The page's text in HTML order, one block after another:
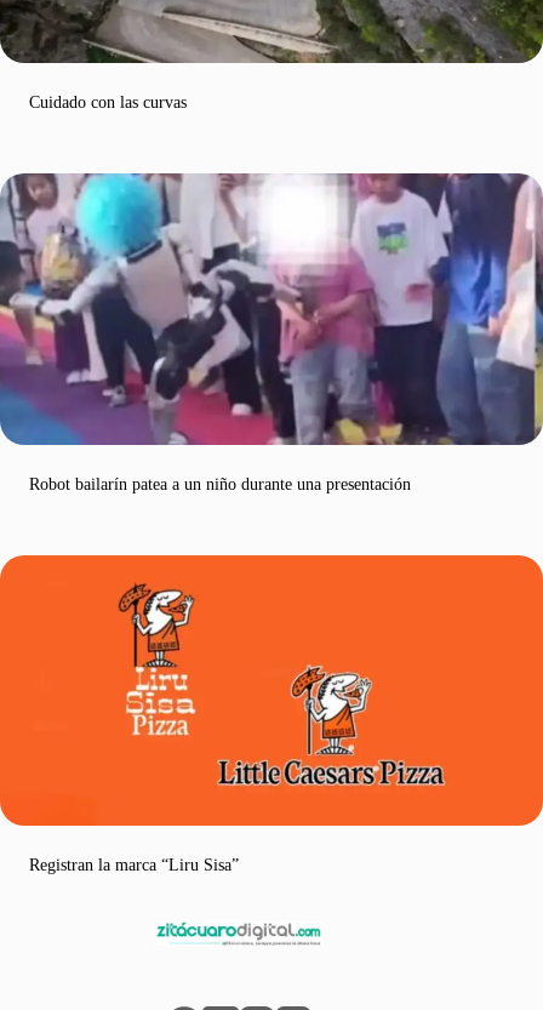
Cuidado con las curvas
Robot bailarín patea a un niño durante una presentación
Registran la marca “Liru Sisa”